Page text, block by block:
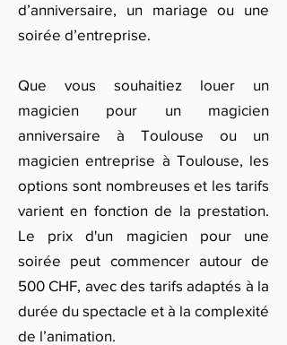
d’anniversaire, un mariage ou une
soirée d’entreprise.
Que vous souhaitiez louer un
magicien pour un magicien
anniversaire à Toulouse ou un
magicien entreprise à Toulouse, les
options sont nombreuses et les tarifs
varient en fonction de la prestation.
Le prix d'un magicien pour une
soirée peut commencer autour de
500 CHF, avec des tarifs adaptés à la
durée du spectacle et à la complexité
de l’animation.